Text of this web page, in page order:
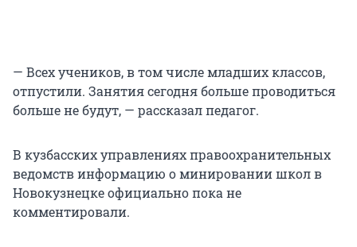
— Всех учеников, в том числе младших классов,
отпустили. Занятия сегодня больше проводиться
больше не будут, — рассказал педагог.
В кузбасских управлениях правоохранительных
ведомств информацию о минировании школ в
Новокузнецке официально пока не
комментировали.